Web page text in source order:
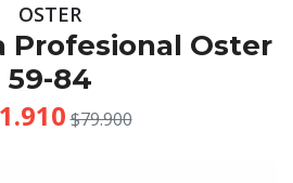
OSTER
Profesional Oster
59-84
$79.900